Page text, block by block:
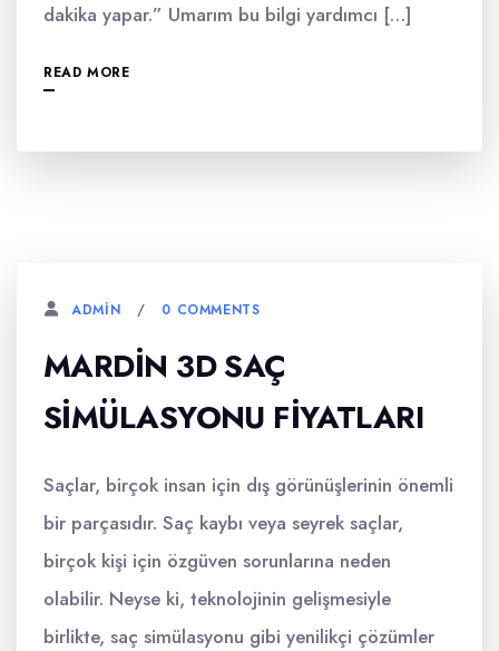
dakika yapar.” Umarım bu bilgi yardımcı […]
READ MORE
ADMIN 0 COMMENTS
MARDIN 3D SAÇ
SIMÜLASYONU FIYATLARI
Saçlar, birçok insan için dış görünüşlerinin önemli
bir parçasıdır. Saç kaybı veya seyrek saçlar,
birçok kişi için özgüven sorunlarına neden
olabilir. Neyse ki, teknolojinin gelişmesiyle
birlikte, saç simülasyonu gibi yenilikçi çözümler